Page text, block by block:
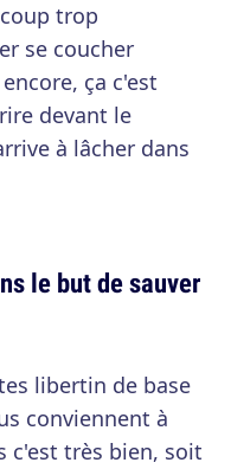
trop
se coucher
ça c'est
devant le
à lâcher dans
le but de sauver
libertin de base
conviennent à
c'est très bien, soit